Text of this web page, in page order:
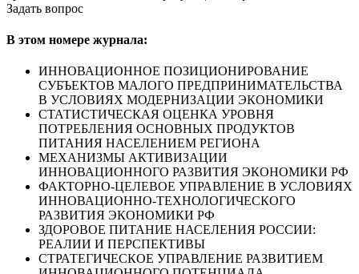
Задать вопрос
В этом номере журнала:
ИННОВАЦИОННОЕ ПОЗИЦИОНИРОВАНИЕ
СУБЪЕКТОВ МАЛОГО ПРЕДПРИНИМАТЕЛЬСТВА
В УСЛОВИЯХ МОДЕРНИЗАЦИИ ЭКОНОМИКИ
СТАТИСТИЧЕСКАЯ ОЦЕНКА УРОВНЯ
ПОТРЕБЛЕНИЯ ОСНОВНЫХ ПРОДУКТОВ
ПИТАНИЯ НАСЕЛЕНИЕМ РЕГИОНА
МЕХАНИЗМЫ АКТИВИЗАЦИИ
ИННОВАЦИОННОГО РАЗВИТИЯ ЭКОНОМИКИ РФ
ФАКТОРНО-ЦЕЛЕВОЕ УПРАВЛЕНИЕ В УСЛОВИЯХ
ИННОВАЦИОННО-ТЕХНОЛОГИЧЕСКОГО
РАЗВИТИЯ ЭКОНОМИКИ РФ
ЗДОРОВОЕ ПИТАНИЕ НАСЕЛЕНИЯ РОССИИ:
РЕАЛИИ И ПЕРСПЕКТИВЫ
СТРАТЕГИЧЕСКОЕ УПРАВЛЕНИЕ РАЗВИТИЕМ